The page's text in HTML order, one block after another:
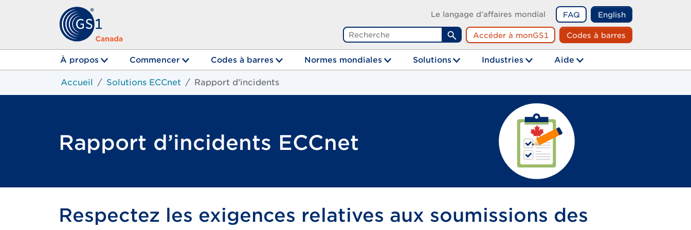
Le langage d’affaires mondial FAQ English
Recherche
Accéder à monGS1 Codes à barres
À propos Commencer Codes à barres Normes mondiales Solutions Industries Aide
Accueil Solutions ECCnet Rapport d’incidents
Rapport d’incidents ECCnet
Respectez les exigences relatives aux soumissions des